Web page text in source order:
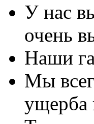
У нас
очень
Наши
Мы
ущерба